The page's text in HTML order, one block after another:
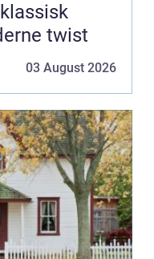
twist
03 August 2026